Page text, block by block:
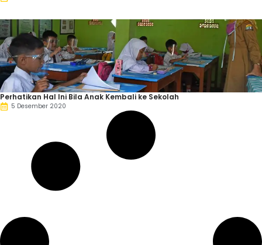
Perhatikan Hal Ini Bila Anak Kembali ke Sekolah
5 Desember 2020